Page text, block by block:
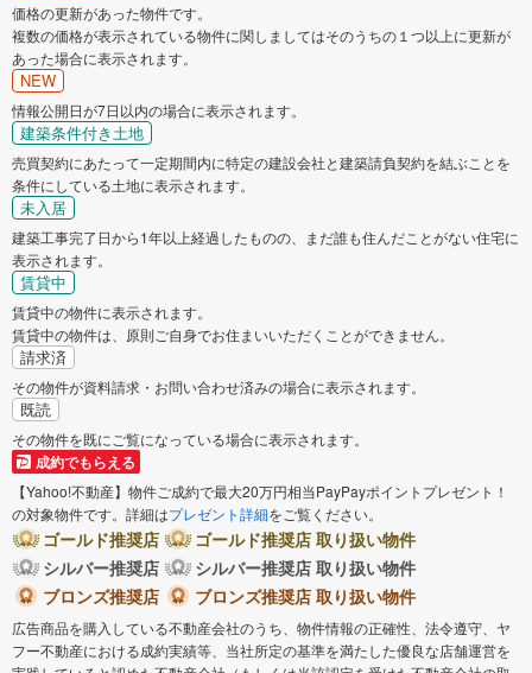
価格の更新があった物件です。
複数の価格が表示されている物件に関しましてはそのうちの１つ以上に更新が
あった場合に表示されます。
NEW
情報公開日が7日以内の場合に表示されます。
建築条件付き土地
売買契約にあたって一定期間内に特定の建設会社と建築請負契約を結ぶことを
条件にしている土地に表示されます。
未入居
建築工事完了日から1年以上経過したものの、まだ誰も住んだことがない住宅に
表示されます。
賃貸中
賃貸中の物件に表示されます。
賃貸中の物件は、原則ご自身でお住まいいただくことができません。
請求済
その物件が資料請求・お問い合わせ済みの場合に表示されます。
既読
その物件を既にご覧になっている場合に表示されます。
成約でもらえる
【Yahoo!不動産】物件ご成約で最大20万円相当PayPayポイントプレゼント！
の対象物件です。詳細はプレゼント詳細をご覧ください。
ゴールド推奨店
ゴールド推奨店 取り扱い物件
シルバー推奨店
シルバー推奨店 取り扱い物件
ブロンズ推奨店
ブロンズ推奨店 取り扱い物件
広告商品を購入している不動産会社のうち、物件情報の正確性、法令遵守、ヤ
フー不動産における成約実績等、当社所定の基準を満たした優良な店舗運営を